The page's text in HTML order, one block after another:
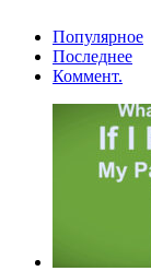
Популярное
Последнее
Коммент.